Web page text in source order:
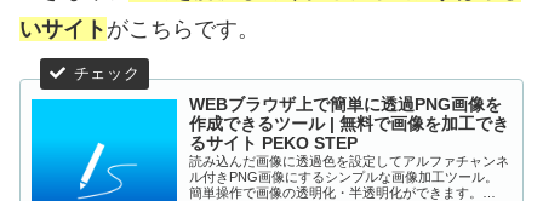
いサイト がこちらです。
WEBブラウザ上で簡単に透過PNG画像を
作成できるツール | 無料で画像を加工でき
るサイト PEKO STEP
読み込んだ画像に透過色を設定してアルファチャンネ
ル付きPNG画像にするシンプルな画像加工ツール。
簡単操作で画像の透明化・半透明化ができます。